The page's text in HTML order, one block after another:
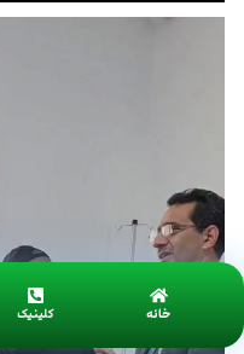
خانه کلینیک